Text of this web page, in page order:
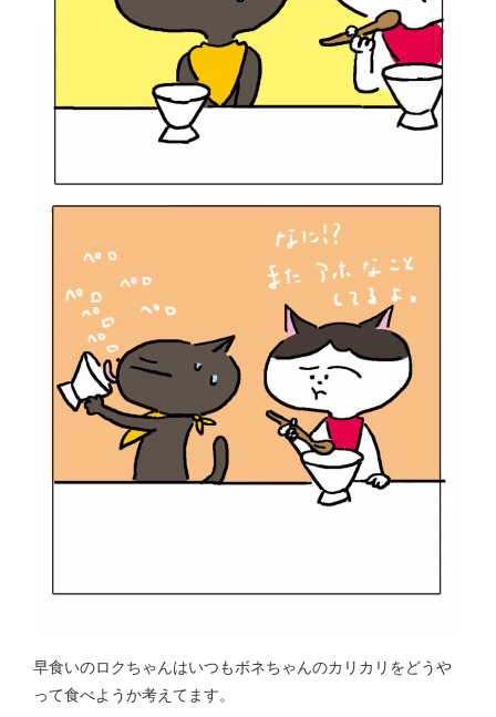
早食いのロクちゃんはいつもボネちゃんのカリカリをどうや
って食べようか考えてます。